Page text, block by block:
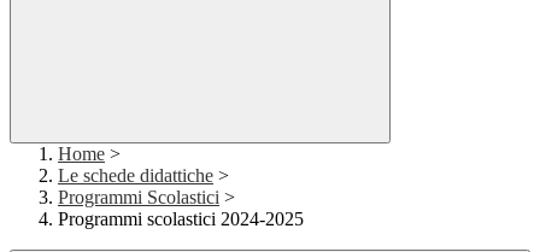
Home >
Le schede didattiche >
Programmi Scolastici >
Programmi scolastici 2024-2025